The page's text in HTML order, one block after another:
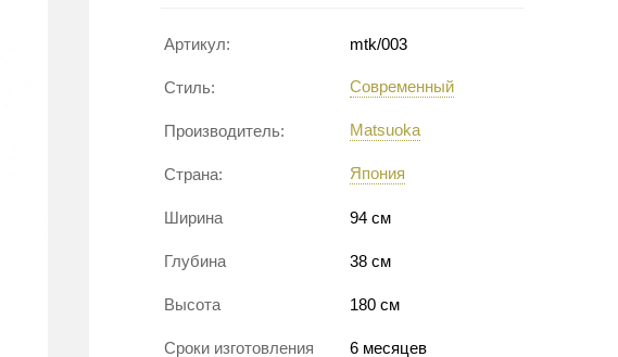
Артикул: mtk/003
Стиль: Современный
Производитель: Matsuoka
Страна: Япония
Ширина 94 см
Глубина 38 см
Высота 180 см
Сроки изготовления 6 месяцев